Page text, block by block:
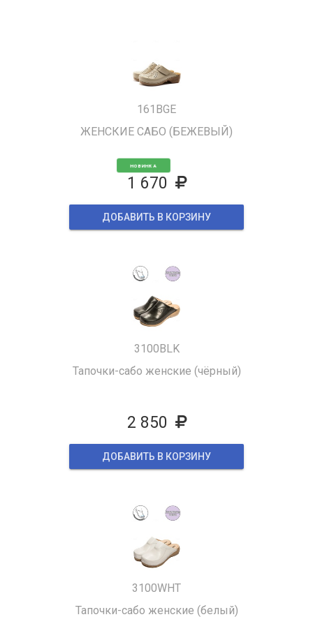
161BGE
ЖЕНСКИЕ САБО (БЕЖЕВЫЙ)
НОВИНКА
1 670
ДОБАВИТЬ В КОРЗИНУ
3100BLK
Тапочки-сабо женские (чёрный)
2 850
ДОБАВИТЬ В КОРЗИНУ
3100WHT
Тапочки-сабо женские (белый)